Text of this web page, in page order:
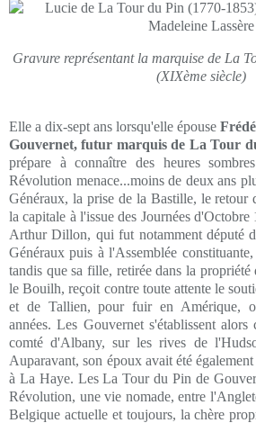
Gravure représentant la marquise de La
(XIXème siècle)
Elle a dix-sept ans lorsqu'elle épouse
Gouvernet, futur marquis de La Tour
prépare à connaître des heures
Révolution menace...moins de deux ans
Généraux, la prise de la Bastille, le retour
la capitale à l'issue des Journées
Arthur Dillon, qui fut notamment député
Généraux puis à l'Assemblée
tandis que sa fille, retirée dans la
le Bouilh, reçoit contre toute attente le
et de Tallien, pour fuir en Amérique,
années. Les Gouvernet s'établissent
comté d'Albany, sur les rives de
Auparavant, son époux avait été
à La Haye. Les La Tour du Pin de
Révolution, une vie nomade, entre
Belgique actuelle et toujours, la chère